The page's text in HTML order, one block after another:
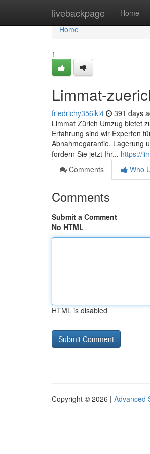
livebackpage Home
Home
Home
1
Limmat-
friedrichy356lki4 391 days
Limmat Zürich Umzug bietet
Erfahrung sind wir Experten
Abnahmegarantie, Lagerung
fordern Sie jetzt Ihr... https://
Comments
Who
Comments
Submit a Comment
No HTML
HTML is disabled
Copyright © 2026 | Advanced